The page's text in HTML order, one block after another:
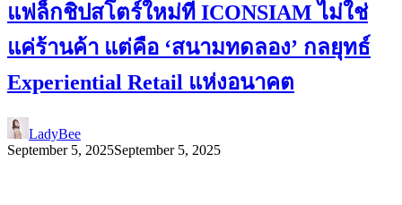
แฟล็กชิปสโตร์ใหม่ที่ ICONSIAM ไม่ใช่
แค่ร้านค้า แต่คือ ‘สนามทดลอง’ กลยุทธ์
Experiential Retail แห่งอนาคต
LadyBee
September 5, 2025September 5, 2025